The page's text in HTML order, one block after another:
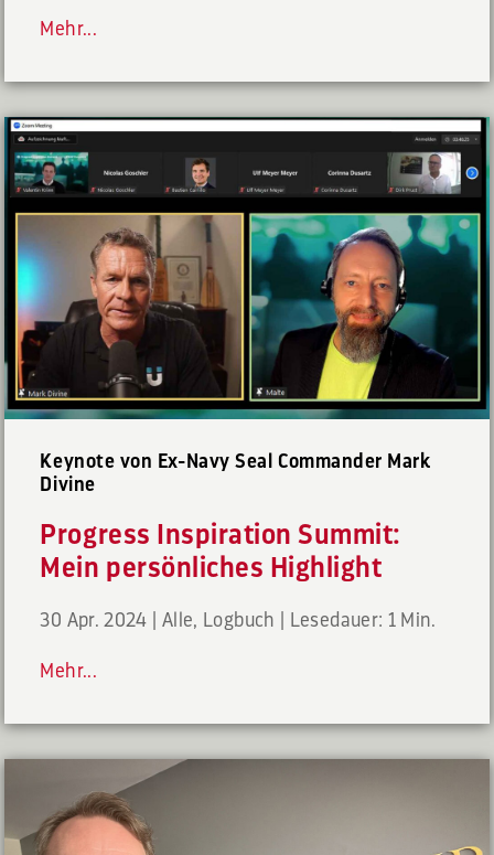
Mehr...
Keynote von Ex-Navy Seal Commander Mark
Divine
Progress Inspiration Summit:
Mein persönliches Highlight
30 Apr. 2024 Alle, Logbuch Lesedauer: 1 Min.
Mehr...